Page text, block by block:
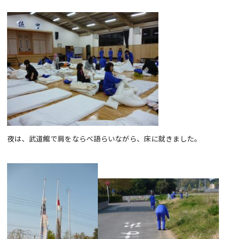
夜は、武道館で肩をならべ語らいながら、床に就きました。